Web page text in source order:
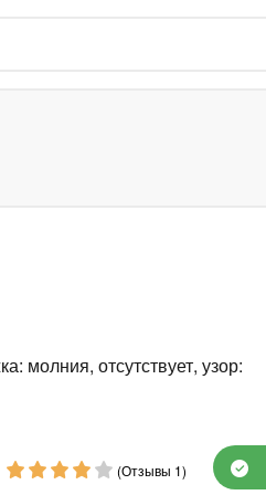
молния, отсутствует, узор:
(Отзывы 1)